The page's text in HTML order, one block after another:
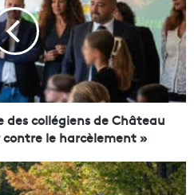
collégiens de Château
le harcèlement »